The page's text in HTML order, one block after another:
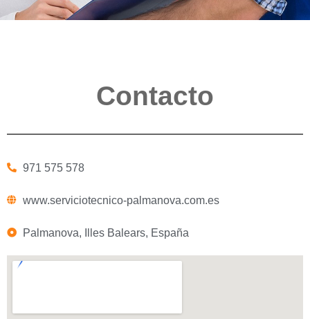
Contacto
971 575 578
www.serviciotecnico-palmanova.com.es
Palmanova, Illes Balears, España